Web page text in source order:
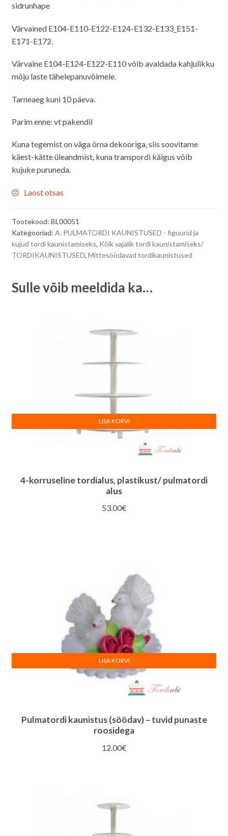
sidrunhape
Värvained E104-E110-E122-E124-E132-E133_E151-
E171-E172.
Värvaine E104-E124-E122-E110 võib avaldada kahjulikku
mõju laste tähelepanuvõimele.
Tarneaeg kuni 10 päeva.
Parim enne: vt pakendil
Kuna tegemist on väga õrna dekooriga, siis soovitame
käest-kätte üleandmist, kuna transpordi käigus võib
kujuke puruneda.
Laost otsas
Tootekood: BL00051
Kategooriad: A. PULMATORDI KAUNISTUSED - figuurid ja
kujud tordi kaunistamiseks, Kõik vajalik tordi kaunistamiseks/
TORDIKAUNISTUSED, Mittesöödavad tordikaunistused
Sulle võib meeldida ka…
4-korruseline tordialus, plastikust/ pulmatordi
alus
53.00€
LISA KORVI
Pulmatordi kaunistus (söödav) – tuvid punaste
roosidega
12.00€
LISA KORVI